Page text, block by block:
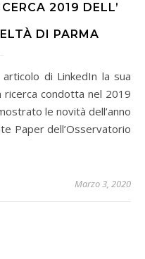
2019 DELL’
DI PARMA
condotta nel 2019
le novità dell’anno
Paper dell’Osservatorio
Marzo 3, 2020